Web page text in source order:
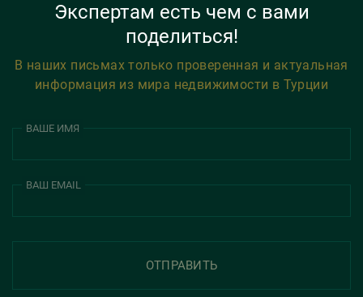
Экспертам есть чем с вами
поделиться!
В наших письмах только проверенная и актуальная
информация из мира недвижимости в Турции
ВАШЕ ИМЯ
ВАШ EMAIL
ОТПРАВИТЬ